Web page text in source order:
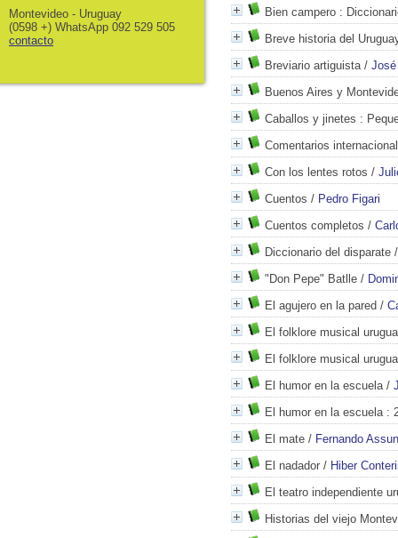
Bien campero :
Breve historia del
Breviario artiguista/
Buenos Aires y
Caballos y jinetes :
Comentarios
Con los lentes rotos /
Cuentos / Pedro Figari
Cuentos completos /
Diccionario del disparate
"Don Pepe" Batlle /
El agujero en la pared /
El folklore musical
El folklore musical
El humor en la escuela/
El humor en la escuela:
El mate / Fernando
El nadador / Hiber
El teatro independiente
Historias del viejo
Montevideo - Uruguay
(0598 +) WhatsApp 092 529 505
contacto